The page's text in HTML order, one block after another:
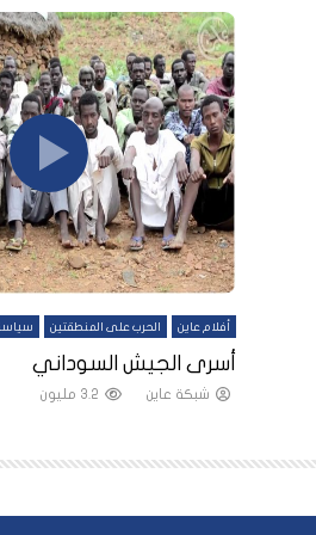
شاهد لاحقاً
أفلام عاين الحرب على المنطقتين
أسرى الجيش السوداني
شبكة عاين 3.2 مليون